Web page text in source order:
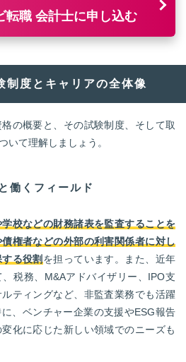
転職 会計士に申し込む
制度とキャリアの全体像
の概要と、その試験制度、そして取
いて理解しましょう。
働くフィールド
校などの財務諸表を監査することを
権者などの外部の利害関係者に対し
る役割を担っています。また、近年
税務、M&Aアドバイザリー、IPO支
ティングなど、非監査業務でも活躍
、ベンチャー企業の支援やESG報告
化に応じた新しい領域でのニーズも